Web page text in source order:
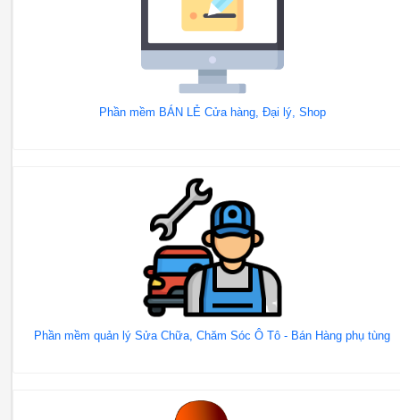
Phần mềm BÁN LẺ Cửa hàng, Đại lý, Shop
Phần mềm quản lý Sửa Chữa, Chăm Sóc Ô Tô - Bán Hàng phụ tùng